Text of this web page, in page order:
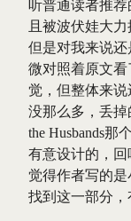
听普通读者推
且被波伏娃大
但是对我来说
微对照着原文
觉，但整体来
没那么多，丢
the Husbands那
有意设计的，
觉得作者写的
找到这一部分，